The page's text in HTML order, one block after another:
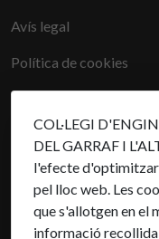
Avís legal
Política de cookies
Troba'ns a:
Carrer del Pare Garí,
COL·LEGI
DEL GARRAF I
l'efecte d'optimitzar
pel lloc web. Les
que s'allotgen en el
informació